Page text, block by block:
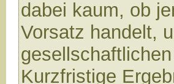
dabei kaum, ob
Vorsatz handelt,
Kurzfristige